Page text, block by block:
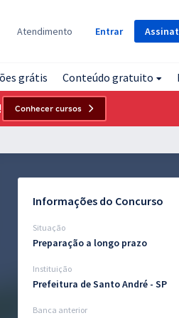
Atendimento Entrar
grátis Conteúdo gratuito
Conhecer cursos
Informações do Concurso
Situação
Preparação a longo prazo
Instituição
Prefeitura de Santo André - SP
Banca anterior